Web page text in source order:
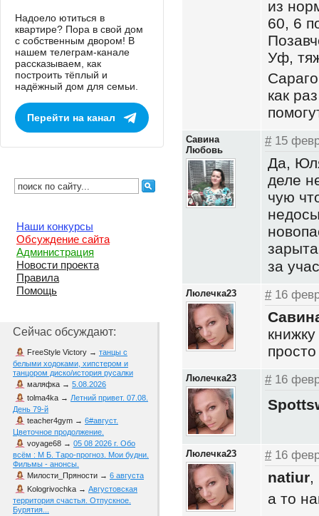
из
60, 6
Уф,
как
Савина
Любовь
#15
Да,
деле
чую
за
Люлечка23 #16
Люлечка23 #16
Люлечка23 #16
natiur,
а то
Надоело ютиться в
квартире? Пора в свой дом
с собственным двором! В
нашем телеграм-канале
рассказываем, как
построить тёплый и
надёжный дом для семьи.
Перейти на канал
Наши конкурсы
Обсуждение сайта
Администрация
Новости проекта
Правила
Помощь
Сейчас обсуждают:
FreeStyle Victory → танцы с
белыми ходоками, хипстером и
танцором диско/история русалки
маляфка → 5.08.2026
tolma4ka → Летний привет. 07.08.
День 79-й
teacher4gym → 6#август.
Цветочное продолжение.
voyage68 → 05 08 2026 г. Обо
всём : М Б. Таро-прогноз. Мои будни.
Фильмы - анонсы.
Милости_Пряности → 6 августа
Kologrivochka → Августовская
территория счастья. Отпускное.
Бурятия...